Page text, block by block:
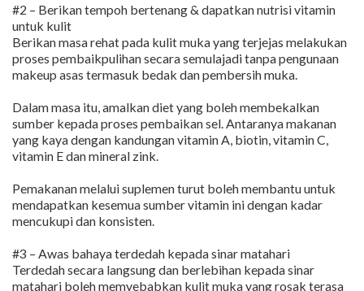
#2 – Berikan tempoh bertenang & dapatkan nutrisi vitamin
untuk kulit
Berikan masa rehat pada kulit muka yang terjejas melakukan
proses pembaikpulihan secara semulajadi tanpa pengunaan
makeup asas termasuk bedak dan pembersih muka.
Dalam masa itu, amalkan diet yang boleh membekalkan
sumber kepada proses pembaikan sel. Antaranya makanan
yang kaya dengan kandungan vitamin A, biotin, vitamin C,
vitamin E dan mineral zink.
Pemakanan melalui suplemen turut boleh membantu untuk
mendapatkan kesemua sumber vitamin ini dengan kadar
mencukupi dan konsisten.
#3 – Awas bahaya terdedah kepada sinar matahari
Terdedah secara langsung dan berlebihan kepada sinar
matahari boleh memyebabkan kulit muka yang rosak terasa